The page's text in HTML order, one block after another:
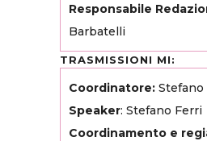
Responsabile
Barbatelli
TRASMISSIONI MI:
Coordinatore: Stefano
Speaker: Stefano Ferri
Coordinamento e